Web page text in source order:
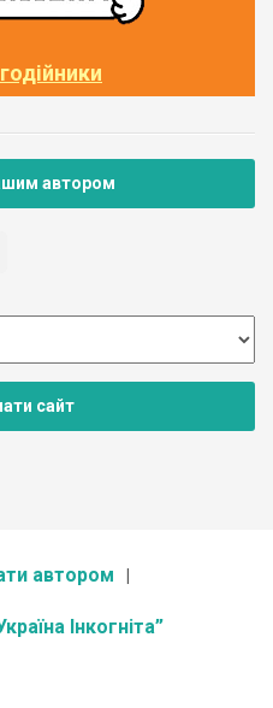
автором
сайт
автором
Інкогніта”